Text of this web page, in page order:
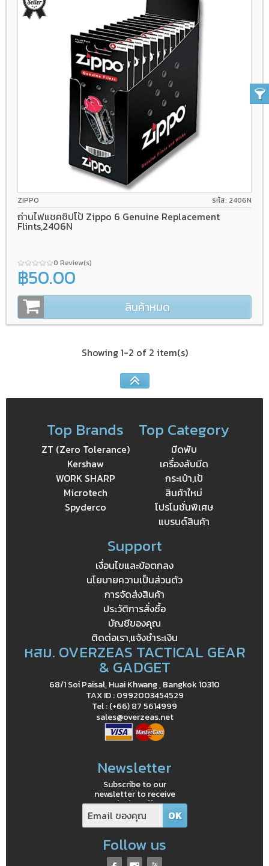
ZIPPO รหัส: 2406N
ถ่านไฟแชคซิปโป้ Zippo 6 Genuine Replacement
Flints,2406N
0 Review(s)
฿50.00
สินค้าหมด
Showing 1-2 of 2 item(s)
Top Brands
ZT (Zero Tolerance)
Kershaw
WORK SHARP
Microtech
Spyderco
Top Category
มีดพับ
เครื่องลับมีด
กระเป๋า,เป้
สินค้าใหม่
โปรโมชั่นพิเศษ
แบรนด์สินค้า
Support
เงื่อนไขและข้อตกลง
นโยบายความเป็นส่วนตัว
การจัดส่งสินค้า
ประวัติการสั่งซื้อ
บัญชีของคุณ
ติดต่อเรา,แจ้งชำระเงิน
หสม. OVERZEAS TACTICAL GEAR
& GADGET
68/1 Soi Paisal, Huai Khwang , Bangkok 10310
TAX ID : 0992003454529
Tel : (+66) 87 5614999
sales@overzeas.net
Newsletter
Subscribe to our
newsletter to receive
exclusive offers
Follow us